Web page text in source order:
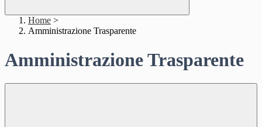
Home >
Amministrazione Trasparente
Amministrazione Trasparente